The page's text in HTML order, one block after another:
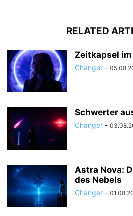
RELATED
Zeitkapsel
Changer -
Schwerter
Changer -
Astra Nova:
des Nebels
Changer -